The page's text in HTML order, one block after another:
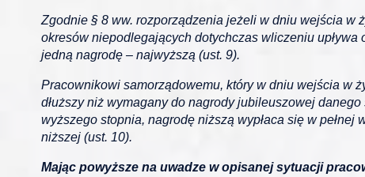
Zgodnie § 8 ww. rozporządzenia jeżeli w dniu wejścia w
okresów niepodlegających dotychczas wliczeniu
jedną nagrodę – najwyższą (ust. 9).
Pracownikowi samorządowemu, który w dniu wejścia w
dłuższy niż wymagany do nagrody jubileuszowej
wyższego stopnia, nagrodę niższą wypłaca się w
niższej (ust. 10).
Mając powyższe na uwadze w opisanej sytuacji